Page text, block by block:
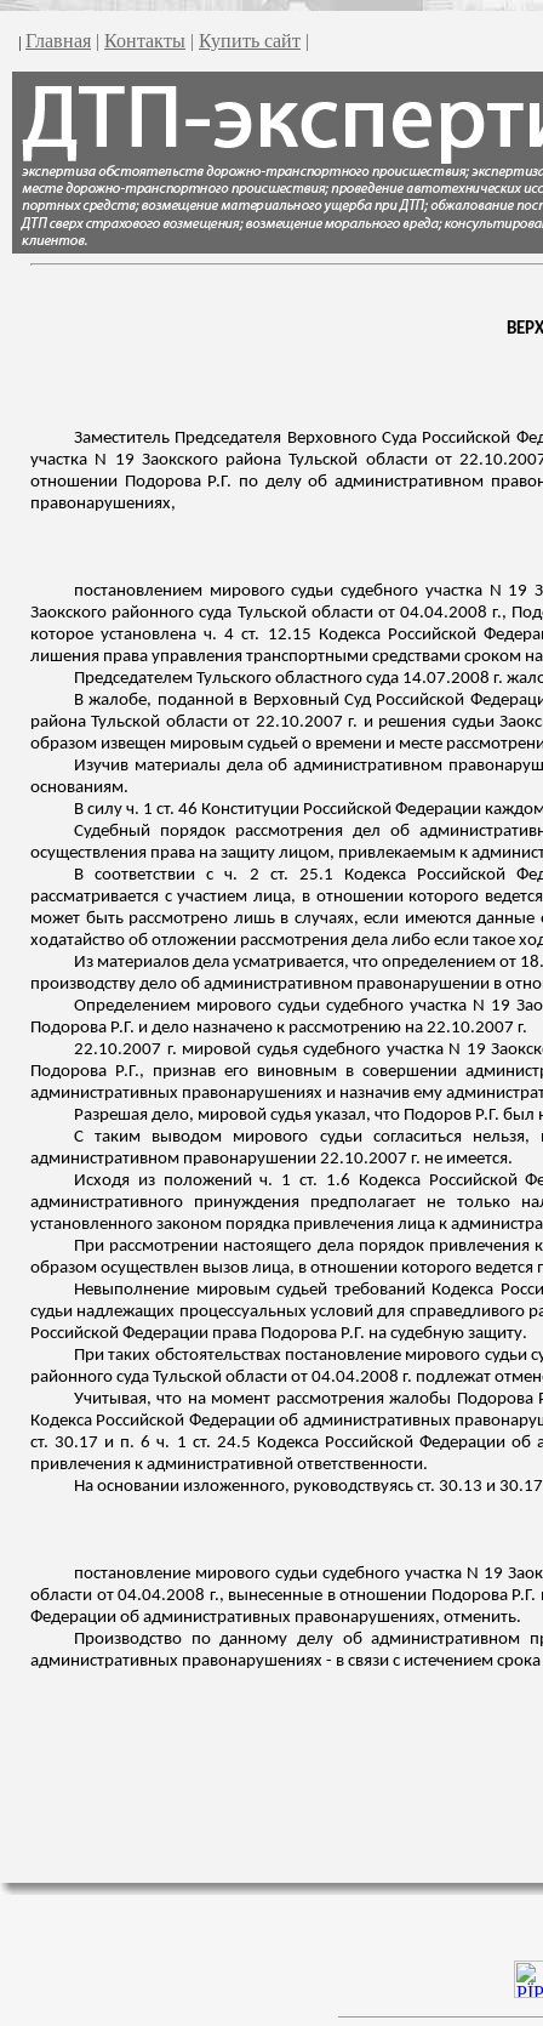
| Главная | Контакты | Купить сайт |
Заместитель Председателя Верховного Суда Российской
участка N 19 Заокского района Тульской области от
отношении ПодороваР.Г. по делу об административном
правонарушениях,
постановлением мирового судьи судебного участка N
Заокского районного суда Тульской области от 04.04.2008 г.,
которое установлена ч. 4 ст. 12.15 Кодекса Российской
лишения права управления транспортными средствами сроком
Председателем Тульского областного суда 14.07.2008 г.
В жалобе, поданной в Верховный Суд Российской
района Тульской области от 22.10.2007 г. и решения судьи
образом извещен мировым судьей о времени и месте
Изучив материалы дела об административном
основаниям.
В силу ч. 1 ст. 46 Конституции Российской Федерации
Судебный порядок рассмотрения дел об
осуществления права на защиту лицом, привлекаемым к
В соответствии с ч. 2 ст. 25.1 Кодекса Российской
рассматривается с участием лица, в отношении которого
может быть рассмотрено лишь в случаях, если имеются
ходатайство об отложении рассмотрения дела либо если такое
Из материалов дела усматривается, что определением от
производству дело об административном правонарушении в
Определением мирового судьи судебного участка N 19
Подорова Р.Г. и дело назначено к рассмотрению на 22.10.2007 г.
22.10.2007 г. мировой судья судебного участка N 19
Подорова Р.Г., признав его виновным в совершении
административных правонарушениях и назначив ему
Разрешая дело, мировой судья указал, что Подоров Р.Г. был
С таким выводом мирового судьи согласиться
административном правонарушении 22.10.2007 г. не имеется.
Исходя из положений ч. 1 ст. 1.6 Кодекса Российской
административного принуждения предполагает не только
установленного законом порядка привлечения лица к
При рассмотрении настоящего дела порядок
образом осуществлен вызов лица, в отношении которого
Невыполнение мировым судьей требований Кодекса
судьи надлежащих процессуальных условий для справедливого
Российской Федерации права Подорова Р.Г. на судебную защиту.
При таких обстоятельствах постановление мирового судьи
районного суда Тульской области от 04.04.2008 г. подлежат
Учитывая, что на момент рассмотрения жалобы Подорова
Кодекса Российской Федерации об административных
ст. 30.17 и п. 6 ч. 1 ст. 24.5 Кодекса Российской Федерации
привлечения к административной ответственности.
На основании изложенного, руководствуясь ст. 30.13 и
постановление мирового судьи судебного участка N 19
области от 04.04.2008 г., вынесенные в отношении ПодороваР.Г.
Федерации об административных правонарушениях, отменить.
Производство по данному делу об административном
административных правонарушениях - в связи с истечением